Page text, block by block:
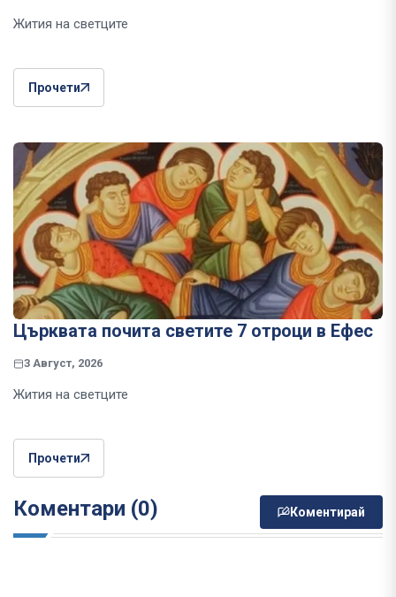
Жития на светците
Прочети
Църквата почита светите 7 отроци в Ефес
3 Август, 2026
Жития на светците
Прочети
Коментари (0) Коментирай